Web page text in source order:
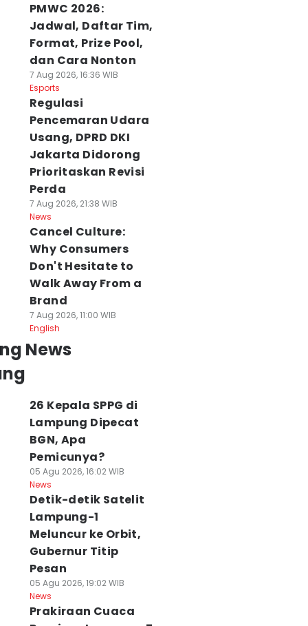
PMWC 2026:
Jadwal, Daftar Tim,
Format, Prize Pool,
dan Cara Nonton
7 Aug 2026, 16:36 WIB
Esports
Regulasi
Pencemaran Udara
Usang, DPRD DKI
Jakarta Didorong
Prioritaskan Revisi
Perda
7 Aug 2026, 21:38 WIB
News
Cancel Culture:
Why Consumers
Don't Hesitate to
Walk Away From a
Brand
7 Aug 2026, 11:00 WIB
English
News
26 Kepala SPPG di
Lampung Dipecat
BGN, Apa
Pemicunya?
05 Agu 2026, 16:02 WIB
News
Detik-detik Satelit
Lampung-1
Meluncur ke Orbit,
Gubernur Titip
Pesan
05 Agu 2026, 19:02 WIB
News
Prakiraan Cuaca